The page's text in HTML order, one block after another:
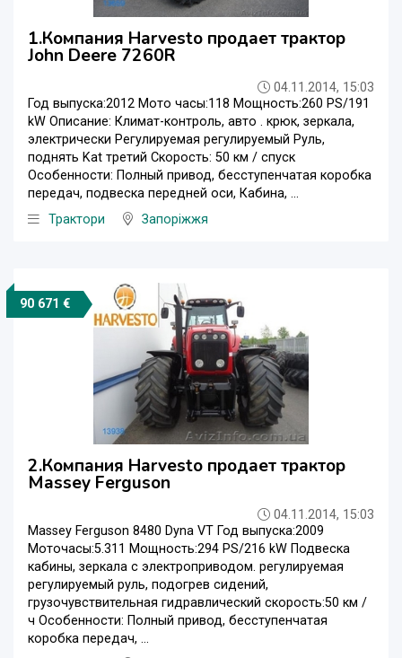
1.Компания Harvesto продает трактор
John Deere 7260R
04.11.2014, 15:03
Год выпуска:2012 Мото часы:118 Мощность:260 PS/191
kW Описание: Климат-контроль, авто . крюк, зеркала,
электрически Регулируемая регулируемый Руль,
поднять Kat третий Скорость: 50 км / спуск
Особенности: Полный привод, бесступенчатая коробка
передач, подвеска передней оси, Кабина, ...
Трактори
Запоріжжя
90 671 €
2.Компания Harvesto продает трактор
Massey Ferguson
04.11.2014, 15:03
Massey Ferguson 8480 Dyna VT Год выпуска:2009
Моточасы:5.311 Мощность:294 PS/216 kW Подвеска
кабины, зеркала с электроприводом. регулируемая
регулируемый руль, подогрев сидений,
грузочувствительная гидравлический скорость:50 км /
ч Особенности: Полный привод, бесступенчатая
коробка передач, ...